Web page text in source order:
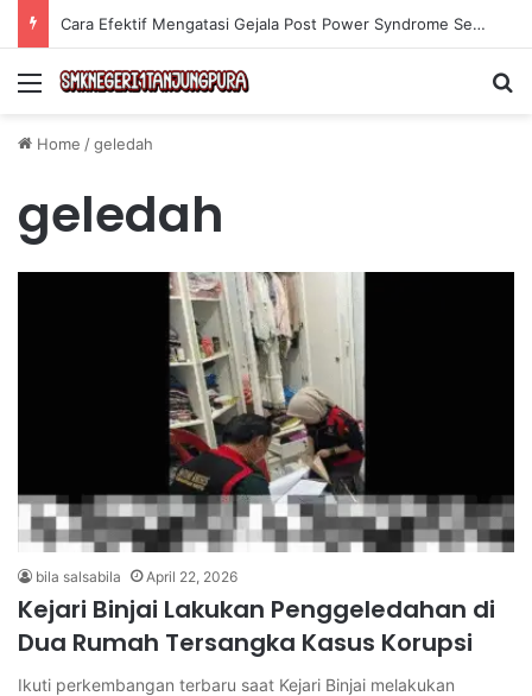
Cara Efektif Mengatasi Gejala Post Power Syndrome Setelah Pensiun Kerja
Menu
Home /geledah
geledah
bila salsabila April 22, 2026
Kejari Binjai Lakukan Penggeledahan di
Dua Rumah Tersangka Kasus Korupsi
Ikuti perkembangan terbaru saat Kejari Binjai melakukan